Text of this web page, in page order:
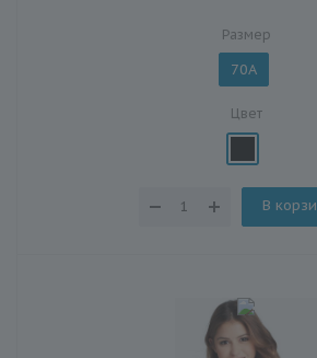
Размер
70A
Цвет
В